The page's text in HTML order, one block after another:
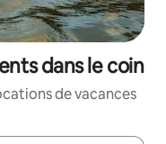
dans le coin
de vacances